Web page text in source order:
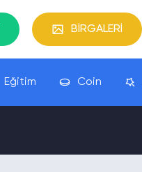
BİRGALERİ
Eğitim Coin